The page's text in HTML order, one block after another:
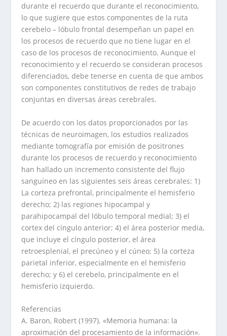
durante el recuerdo que durante el reconocimiento,
lo que sugiere que estos componentes de la ruta
cerebelo – lóbulo frontal desempeñan un papel en
los procesos de recuerdo que no tiene lugar en el
caso de los procesos de reconocimiento. Aunque el
reconocimiento y el recuerdo se consideran procesos
diferenciados, debe tenerse en cuenta de que ambos
son componentes constitutivos de redes de trabajo
conjuntas en diversas áreas cerebrales.
De acuerdo con los datos proporcionados por las
técnicas de neuroimagen, los estudios realizados
mediante tomografía por emisión de positrones
durante los procesos de recuerdo y reconocimiento
han hallado un incremento consistente del flujo
sanguíneo en las siguientes seis áreas cerebrales: 1)
La corteza prefrontal, principalmente el hemisferio
derecho; 2) las regiones hipocampal y
parahipocampal del lóbulo temporal medial; 3) el
cortex del cíngulo anterior; 4) el área posterior media,
que incluye el cíngulo posterior, el área
retroesplenial, el precúneo y el cúneo; 5) la corteza
parietal inferior, especialmente en el hemisferio
derecho; y 6) el cerebelo, principalmente en el
hemisferio izquierdo.
Referencias
A. Baron, Robert (1997). «Memoria humana: la
aproximación del procesamiento de la información».